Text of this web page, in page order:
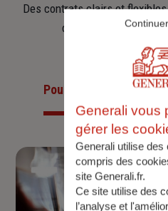
Des contrats clairs et
d’aujourd’hui et
Pour les particuliers
Generali vous
gérer les
Generali utilise des
compris des
site Generali.fr.
Ce site utilise des
l’analyse et